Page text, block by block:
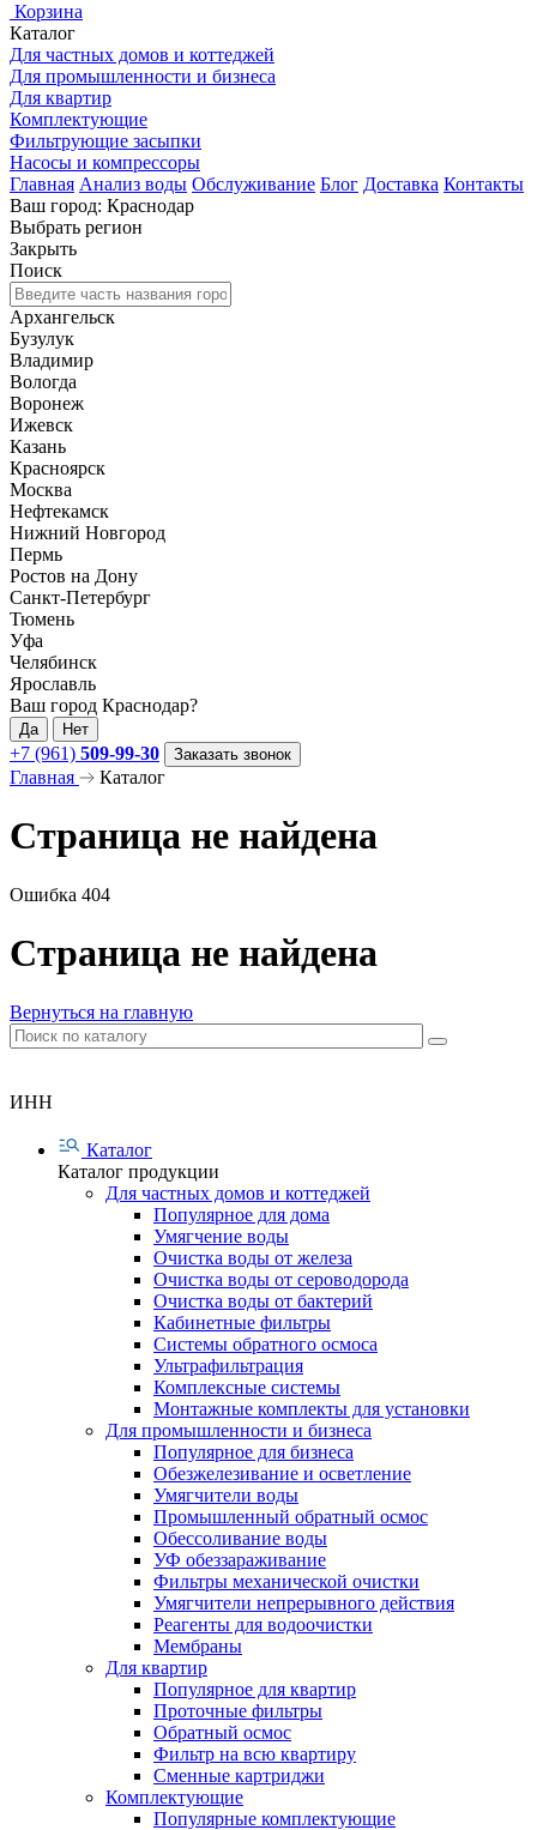
Корзина
Каталог
Для частных домов и коттеджей
Для промышленности и бизнеса
Для квартир
Комплектующие
Фильтрующие засыпки
Насосы и компрессоры
Главная Анализ воды Обслуживание Блог Доставка Контакты
Ваш город: Краснодар
Выбрать регион
Закрыть
Поиск
Архангельск
Бузулук
Владимир
Вологда
Воронеж
Ижевск
Казань
Красноярск
Москва
Нефтекамск
Нижний Новгород
Пермь
Ростов на Дону
Санкт-Петербург
Тюмень
Уфа
Челябинск
Ярославль
Ваш город Краснодар?
Да Нет
+7 (961) 509-99-30 Заказать звонок
Главная Каталог
Страница не найдена
Ошибка 404
Страница не найдена
Вернуться на главную
ИНН
Каталог
Каталог продукции
Для частных домов и коттеджей
Популярное для дома
Умягчение воды
Очистка воды от железа
Очистка воды от сероводорода
Очистка воды от бактерий
Кабинетные фильтры
Системы обратного осмоса
Ультрафильтрация
Комплексные системы
Монтажные комплекты для установки
Для промышленности и бизнеса
Популярное для бизнеса
Обезжелезивание и осветление
Умягчители воды
Промышленный обратный осмос
Обессоливание воды
УФ обеззараживание
Фильтры механической очистки
Умягчители непрерывного действия
Реагенты для водоочистки
Мембраны
Для квартир
Популярное для квартир
Проточные фильтры
Обратный осмос
Фильтр на всю квартиру
Сменные картриджи
Комплектующие
Популярные комплектующие